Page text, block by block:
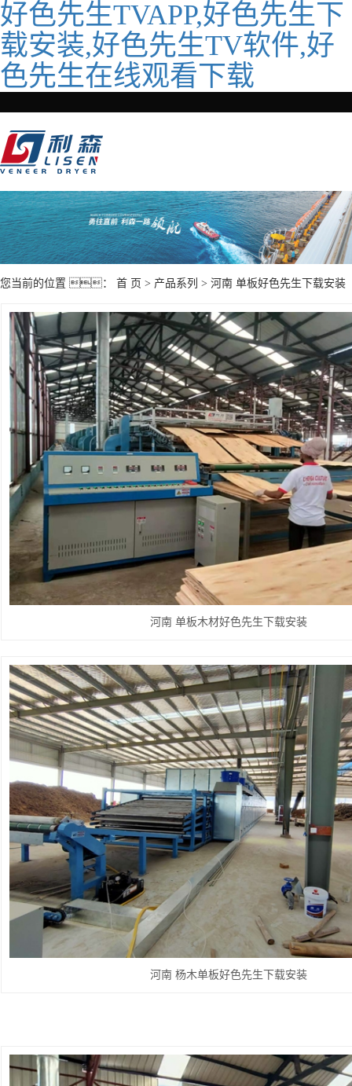
好色先生TVAPP,好色先生下
载安装,好色先生TV软件,好
色先生在线观看下载
您当前的位置 ： 首 页 > 产品系列 > 河南 单板好色先生下载安装
河南 单板木材好色先生下载安装
河南 杨木单板好色先生下载安装